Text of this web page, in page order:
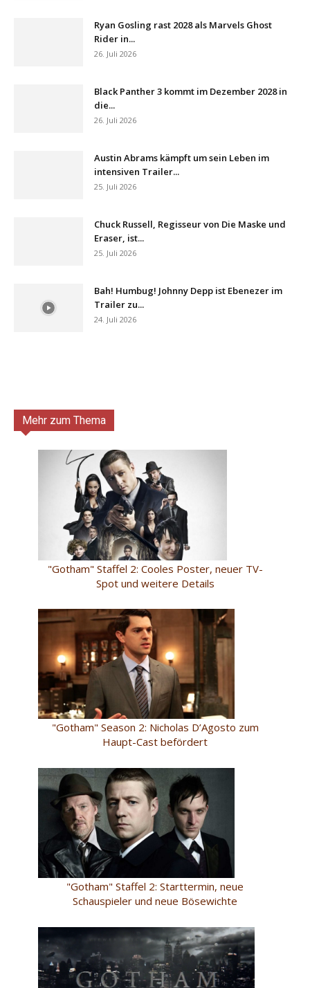
Ryan Gosling rast 2028 als Marvels Ghost
Rider in...
26. Juli 2026
Black Panther 3 kommt im Dezember 2028 in
die...
26. Juli 2026
Austin Abrams kämpft um sein Leben im
intensiven Trailer...
25. Juli 2026
Chuck Russell, Regisseur von Die Maske und
Eraser, ist...
25. Juli 2026
Bah! Humbug! Johnny Depp ist Ebenezer im
Trailer zu...
24. Juli 2026
Mehr zum Thema
"Gotham" Staffel 2: Cooles Poster, neuer TV-
Spot und weitere Details
"Gotham" Season 2: Nicholas D’Agosto zum
Haupt-Cast befördert
"Gotham" Staffel 2: Starttermin, neue
Schauspieler und neue Bösewichte